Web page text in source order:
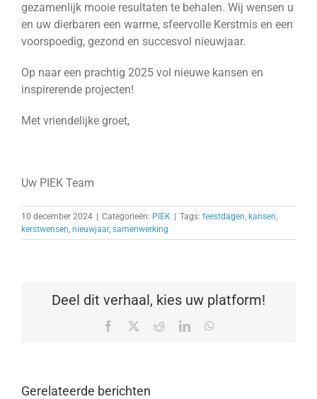
gezamenlijk mooie resultaten te behalen. Wij wensen u
en uw dierbaren een warme, sfeervolle Kerstmis en een
voorspoedig, gezond en succesvol nieuwjaar.
Op naar een prachtig 2025 vol nieuwe kansen en
inspirerende projecten!
Met vriendelijke groet,
Uw PIEK Team
10 december 2024 Categorieën: PIEK Tags: feestdagen, kansen,
kerstwensen, nieuwjaar, samenwerking
Deel dit verhaal, kies uw platform!
Facebook RedditLinkedIn
Gerelateerde berichten